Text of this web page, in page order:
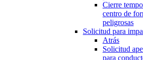
Cierre
centro de
peligrosas
Solicitud para
Atrás
Solicitud
para